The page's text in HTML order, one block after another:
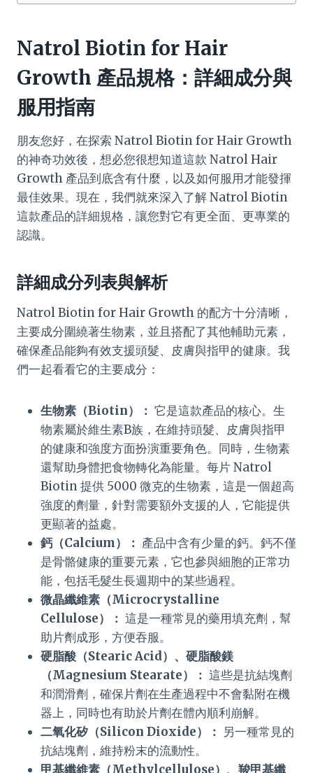
Natrol Biotin for Hair
Growth 產品規格：詳細成分與
服用指南
朋友您好，在探索 Natrol Biotin for Hair Growth
的神奇功效後，想必您很想知道這款 Natrol Hair
Growth 產品到底含有什麼，以及如何服用才能發揮
最佳效果。現在，我們就來深入了解 Natrol Biotin
這款產品的詳細規格，讓您對它有更全面、更專業的
認識。
詳細成分列表與解析
Natrol Biotin for Hair Growth 的配方十分清晰，
主要成分圍繞著生物素，並且搭配了其他輔助元素，
確保產品能夠有效支援頭髮、皮膚與指甲的健康。我
們一起看看它的主要成分：
生物素（Biotin）： 它是這款產品的核心。生
物素屬於維生素B族，在維持頭髮、皮膚與指甲
的健康和強度方面扮演重要角色。同時，生物素
還幫助身體把食物轉化為能量。每片 Natrol
Biotin 提供 5000 微克的生物素，這是一個超高
強度的劑量，針對需要額外支援的人，它能提供
更顯著的益處。
鈣（Calcium）： 產品中含有少量的鈣。鈣不僅
是骨骼健康的重要元素，它也參與細胞的正常功
能，包括毛髮生長週期中的某些過程。
微晶纖維素（Microcrystalline
Cellulose）： 這是一種常見的藥用填充劑，幫
助片劑成形，方便吞服。
硬脂酸（Stearic Acid）、硬脂酸鎂
（Magnesium Stearate）： 這些是抗結塊劑
和潤滑劑，確保片劑在生產過程中不會黏附在機
器上，同時也有助於片劑在體內順利崩解。
二氧化矽（Silicon Dioxide）： 另一種常見的
抗結塊劑，維持粉末的流動性。
甲基纖維素（Methylcellulose）、羧甲基纖